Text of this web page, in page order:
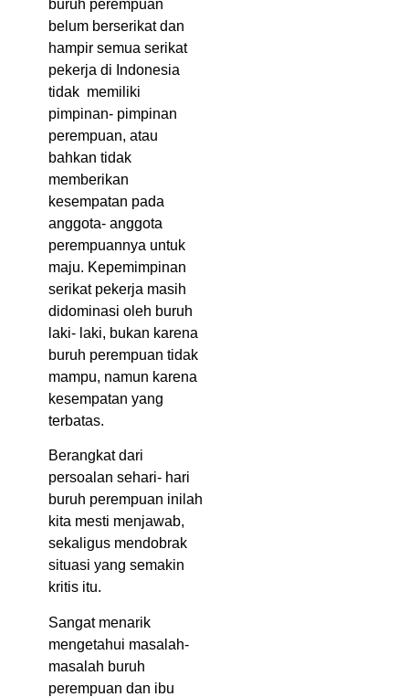
buruh perempuan
belum berserikat dan
hampir semua serikat
pekerja di Indonesia
tidak memiliki
pimpinan- pimpinan
perempuan, atau
bahkan tidak
memberikan
kesempatan pada
anggota- anggota
perempuannya untuk
maju. Kepemimpinan
serikat pekerja masih
didominasi oleh buruh
laki- laki, bukan karena
buruh perempuan tidak
mampu, namun karena
kesempatan yang
terbatas.
Berangkat dari
persoalan sehari- hari
buruh perempuan inilah
kita mesti menjawab,
sekaligus mendobrak
situasi yang semakin
kritis itu.
Sangat menarik
mengetahui masalah-
masalah buruh
perempuan dan ibu